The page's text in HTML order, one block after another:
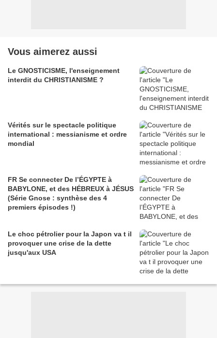
Vous aimerez aussi
Le GNOSTICISME, l'enseignement
interdit du CHRISTIANISME ?
Vérités sur le spectacle politique
international : messianisme et ordre
mondial
FR Se connecter De l’ÉGYPTE à
BABYLONE, et des HÉBREUX à JÉSUS
(Série Gnose : synthèse des 4
premiers épisodes !)
Le choc pétrolier pour la Japon va t il
provoquer une crise de la dette
jusqu'aux USA